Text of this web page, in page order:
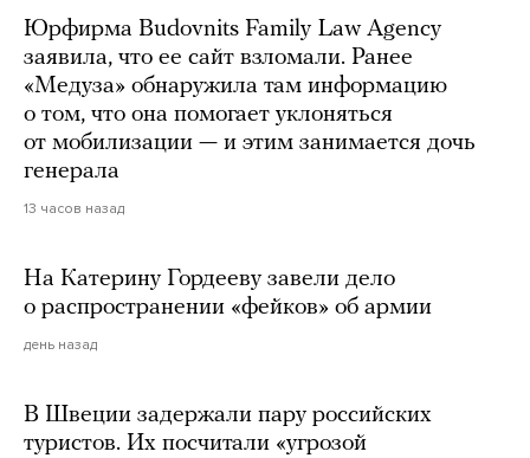
Юрфирма Budovnits Family Law Agency
заявила, что ее сайт взломали. Ранее
«Медуза» обнаружила там информацию
о том, что она помогает уклоняться
от мобилизации — и этим занимается дочь
генерала
13 часов назад
На Катерину Гордееву завели дело
о распространении «фейков» об армии
день назад
В Швеции задержали пару российских
туристов. Их посчитали «угрозой